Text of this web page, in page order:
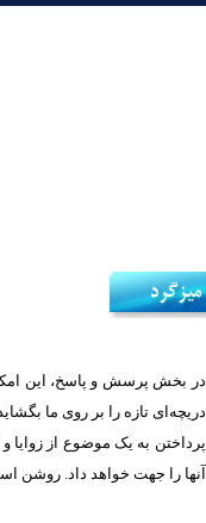
در بخش پرسش و پاسخ، این
دریچه‌ای تازه را بر روی ما
پرداختن به یک موضوع از
آنها را جهت خواهد داد. روشن